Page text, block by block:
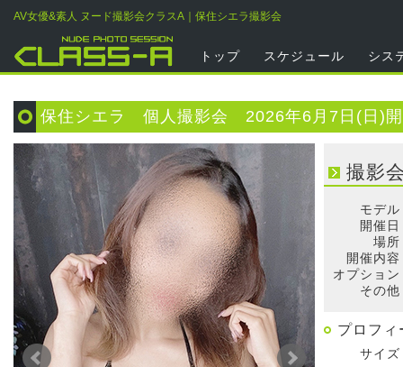
AV女優&素人 ヌード撮影会クラスA｜保住シエラ撮影会
トップ スケジュール シス
保住シエラ 個人撮影会 2026年6月7日(日)
撮影
モデル
開催
場所
開催内容
オプション
その他
プロフィ
サイズ